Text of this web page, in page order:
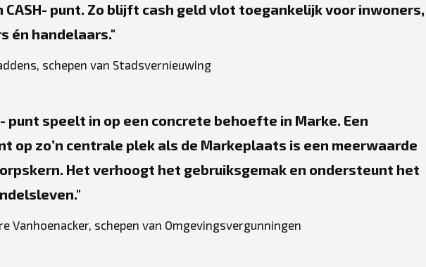
CASH‑punt. Zo blijft cash geld vlot toegankelijk voor inwoners,
én handelaars.
schepen van Stadsvernieuwing
speelt in op een concrete behoefte in Marke. Een
op zo’n centrale plek als de Markeplaats is een meerwaarde
Het verhoogt het gebruiksgemak en ondersteunt het
Vanhoenacker, schepen van Omgevingsvergunningen